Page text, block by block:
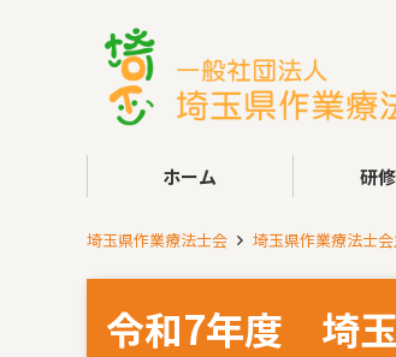
ホーム 研
埼玉県作業療法士会 埼玉県作業療法士
令和7年度 埼玉